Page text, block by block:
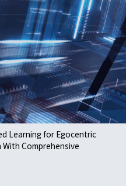
Learning for Egocentric
Comprehensive